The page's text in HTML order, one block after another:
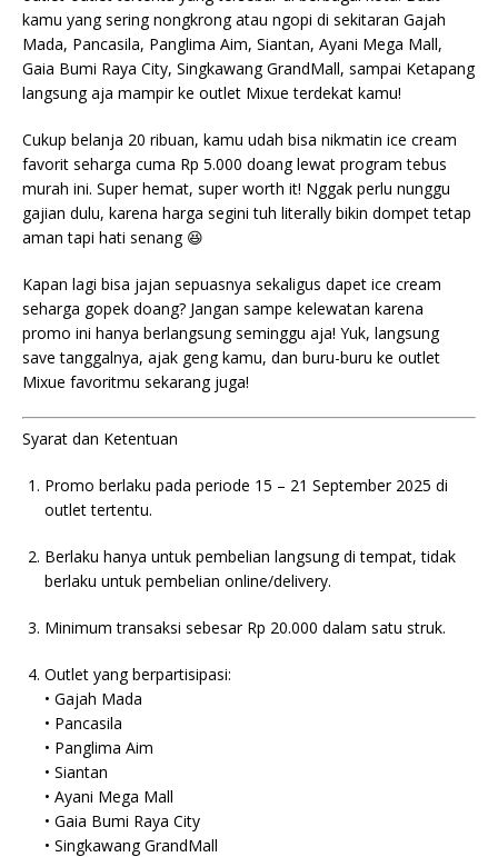
kamu yang sering nongkrong atau ngopi di sekitaran Gajah
Mada, Pancasila, Panglima Aim, Siantan, Ayani Mega Mall,
Gaia Bumi Raya City, Singkawang GrandMall, sampai Ketapang
langsung aja mampir ke outlet Mixue terdekat kamu!
Cukup belanja 20 ribuan, kamu udah bisa nikmatin ice cream
favorit seharga cuma Rp 5.000 doang lewat program tebus
murah ini. Super hemat, super worth it! Nggak perlu nunggu
gajian dulu, karena harga segini tuh literally bikin dompet tetap
aman tapi hati senang 😆
Kapan lagi bisa jajan sepuasnya sekaligus dapet ice cream
seharga gopek doang? Jangan sampe kelewatan karena
promo ini hanya berlangsung seminggu aja! Yuk, langsung
save tanggalnya, ajak geng kamu, dan buru-buru ke outlet
Mixue favoritmu sekarang juga!
Syarat dan Ketentuan
Promo berlaku pada periode 15 – 21 September 2025 di
outlet tertentu.
Berlaku hanya untuk pembelian langsung di tempat, tidak
berlaku untuk pembelian online/delivery.
Minimum transaksi sebesar Rp 20.000 dalam satu struk.
Outlet yang berpartisipasi:
• Gajah Mada
• Pancasila
• Panglima Aim
• Siantan
• Ayani Mega Mall
• Gaia Bumi Raya City
• Singkawang GrandMall